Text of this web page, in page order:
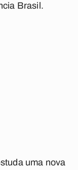
Brasil.
uma nova